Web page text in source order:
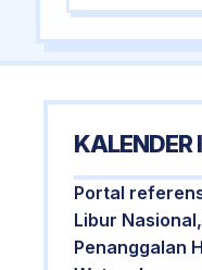
KALENDER
Portal
Libur
Penanggalan